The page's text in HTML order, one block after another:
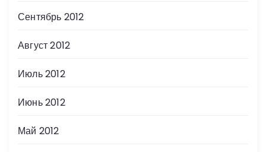
Сентябрь 2012
Август 2012
Июль 2012
Июнь 2012
Май 2012